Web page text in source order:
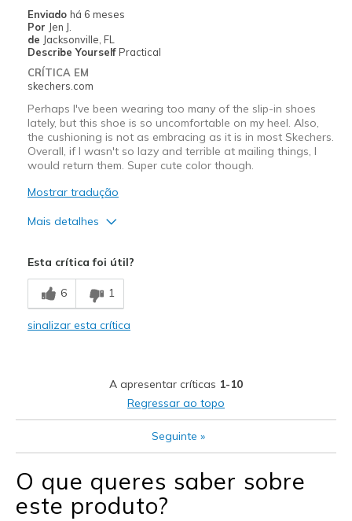
Width
Sizing
View On Shoes
Shoes are for Wearing
Enviado há 6 meses
Por Jen J.
de Jacksonville, FL
Describe Yourself Practical
CRÍTICA EM
skechers.com
Perhaps I've been wearing too many of the slip-in shoes
lately, but this shoe is so uncomfortable on my heel. Also,
the cushioning is not as embracing as it is in most Skechers.
Overall, if I wasn't so lazy and terrible at mailing things, I
would return them. Super cute color though.
Mostrar tradução
Mais detalhes
Breathe Well
Melhores utilizações
Width
Feels true to width
Sizing
Feels full size too small
Esta crítica foi útil?
6 1
sinalizar esta crítica
A apresentar críticas 1-10
Regressar ao topo
Seguinte »
O que queres saber sobre
este produto?